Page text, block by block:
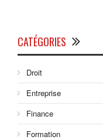
CATÉGORIES
Droit
Entreprise
Finance
Formation